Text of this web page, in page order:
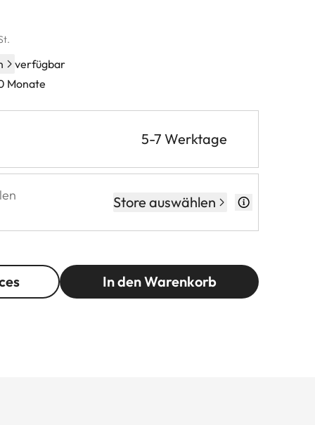
verfügbar
Monate
5-7 Werktage
Store auswählen
In den Warenkorb